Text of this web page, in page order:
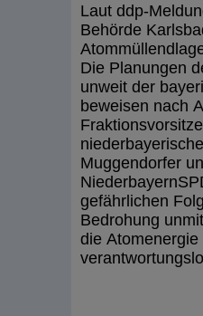
Laut ddp-
Behörde
Die Planungen
unweit der
beweisen nach
Muggendorfer
gefährlichen
Bedrohung
die